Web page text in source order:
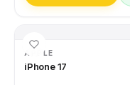
APPLE
iPhone 17